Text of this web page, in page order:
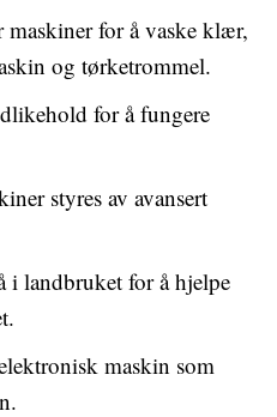
for å vaske klær,
og tørketrommel.
for å fungere
styres av avansert
i landbruket for å hjelpe
maskin som